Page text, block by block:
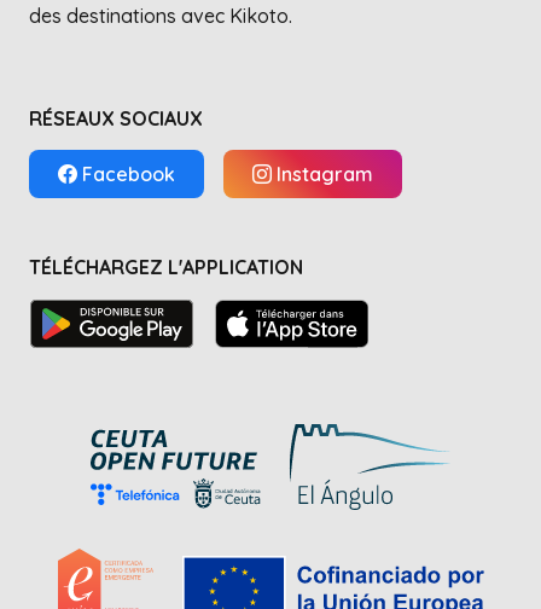
des destinations avec Kikoto.
RÉSEAUX SOCIAUX
Facebook Instagram
TÉLÉCHARGEZ L'APPLICATION